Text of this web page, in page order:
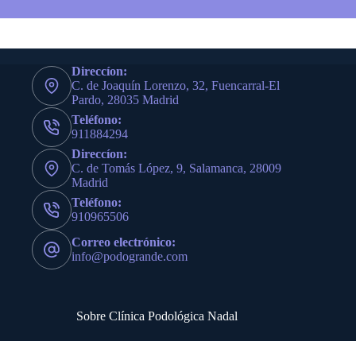
Direccíon:
C. de Joaquín Lorenzo, 32, Fuencarral-El
Pardo, 28035 Madrid
Teléfono:
911884294
Direccíon:
C. de Tomás López, 9, Salamanca, 28009
Madrid
Teléfono:
910965506
Correo electrónico:
info@podogrande.com
Sobre Clínica Podológica Nadal